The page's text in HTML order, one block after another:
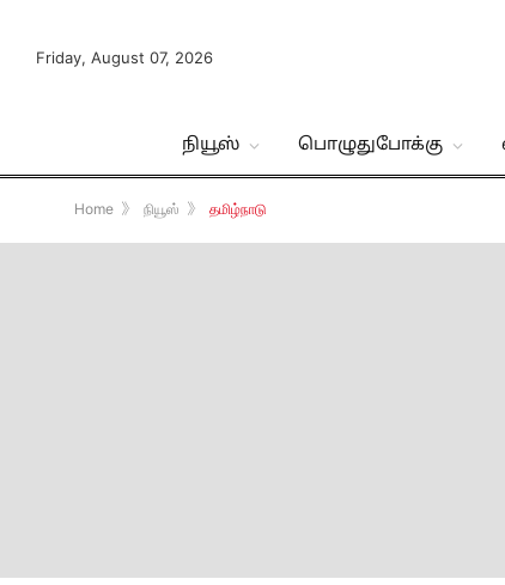
Friday, August 07, 2026
நியூஸ் பொழுதுபோக்கு
Home 》 நியூஸ் 》 தமிழ்நாடு